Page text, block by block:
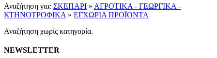
Αναζήτηση για: ΣΚΕΠΑΡΙ » ΑΓΡΟΤΙΚΑ - ΓΕΩΡΓΙΚΑ -
ΚΤΗΝΟΤΡΟΦΙΚΑ » ΕΓΧΩΡΙΑ ΠΡΟΪΟΝΤΑ
Αναζήτηση χωρίς κατηγορία.
NEWSLETTER